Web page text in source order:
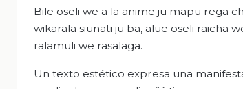
Bile oseli we a la anime ju mapu rega
wikarala siunati ju ba, alue oseli raicha
ralamuli we rasalaga.
Un texto estético expresa una